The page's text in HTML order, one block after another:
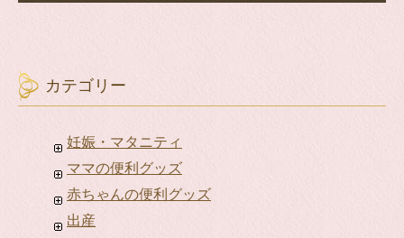
カテゴリー
妊娠・マタニティ
ママの便利グッズ
赤ちゃんの便利グッズ
出産